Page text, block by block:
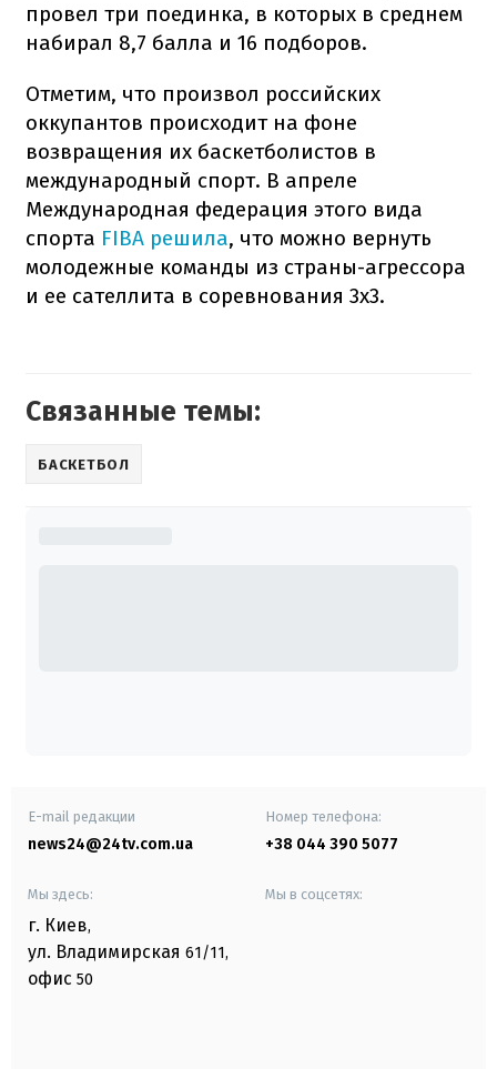
провел три поединка, в которых в среднем
набирал 8,7 балла и 16 подборов.
Отметим, что произвол российских
оккупантов происходит на фоне
возвращения их баскетболистов в
международный спорт. В апреле
Международная федерация этого вида
спорта FIBA решила, что можно вернуть
молодежные команды из страны-агрессора
и ее сателлита в соревнования 3х3.
Связанные темы:
БАСКЕТБОЛ
E-mail редакции
news24@24tv.com.ua
Номер телефона:
+38 044 390 5077
Мы здесь:
г. Киев,
ул. Владимирская 61/11,
офис 50
Мы в соцсетях: